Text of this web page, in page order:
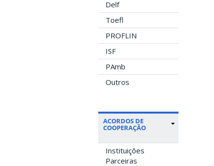
Delf
Toefl
PROFLIN
ISF
PAmb
Outros
ACORDOS DE
COOPERAÇÃO
Instituições
Parceiras